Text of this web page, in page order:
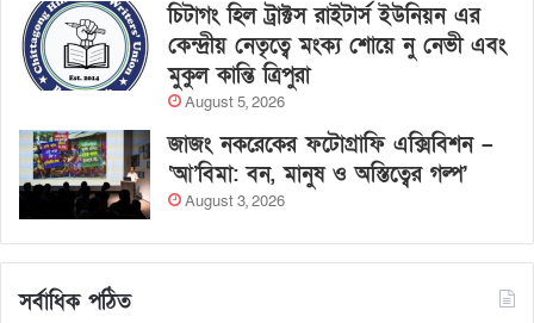
চিটাগং হিল ট্রাক্টস রাইটার্স ইউনিয়ন এর
কেন্দ্রীয় নেতৃত্বে মংক্য শোয়ে নু নেভী এবং
মুকুল কান্তি ত্রিপুরা
August 5, 2026
জাজং নকরেকের ফটোগ্রাফি এক্সিবিশন –
‘আ’বিমা: বন, মানুষ ও অস্তিত্বের গল্প’
August 3, 2026
সর্বাধিক পঠিত